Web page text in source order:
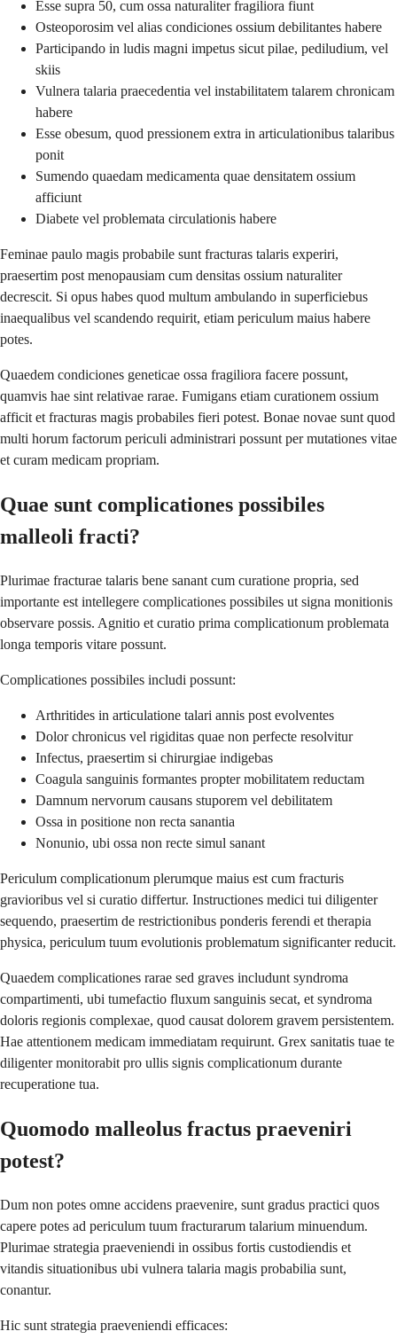
Esse supra 50, cum ossa naturaliter fragiliora fiunt
Osteoporosim vel alias condiciones ossium debilitantes habere
Participando in ludis magni impetus sicut pilae, pediludium, vel
skiis
Vulnera talaria praecedentia vel instabilitatem talarem chronicam
habere
Esse obesum, quod pressionem extra in articulationibus talaribus
ponit
Sumendo quaedam medicamenta quae densitatem ossium
afficiunt
Diabete vel problemata circulationis habere
Feminae paulo magis probabile sunt fracturas talaris experiri,
praesertim post menopausiam cum densitas ossium naturaliter
decrescit. Si opus habes quod multum ambulando in superficiebus
inaequalibus vel scandendo requirit, etiam periculum maius habere
potes.
Quaedem condiciones geneticae ossa fragiliora facere possunt,
quamvis hae sint relativae rarae. Fumigans etiam curationem ossium
afficit et fracturas magis probabiles fieri potest. Bonae novae sunt quod
multi horum factorum periculi administrari possunt per mutationes vitae
et curam medicam propriam.
Quae sunt complicationes possibiles
malleoli fracti?
Plurimae fracturae talaris bene sanant cum curatione propria, sed
importante est intellegere complicationes possibiles ut signa monitionis
observare possis. Agnitio et curatio prima complicationum problemata
longa temporis vitare possunt.
Complicationes possibiles includi possunt:
Arthritides in articulatione talari annis post evolventes
Dolor chronicus vel rigiditas quae non perfecte resolvitur
Infectus, praesertim si chirurgiae indigebas
Coagula sanguinis formantes propter mobilitatem reductam
Damnum nervorum causans stuporem vel debilitatem
Ossa in positione non recta sanantia
Nonunio, ubi ossa non recte simul sanant
Periculum complicationum plerumque maius est cum fracturis
gravioribus vel si curatio differtur. Instructiones medici tui diligenter
sequendo, praesertim de restrictionibus ponderis ferendi et therapia
physica, periculum tuum evolutionis problematum significanter reducit.
Quaedem complicationes rarae sed graves includunt syndroma
compartimenti, ubi tumefactio fluxum sanguinis secat, et syndroma
doloris regionis complexae, quod causat dolorem gravem persistentem.
Hae attentionem medicam immediatam requirunt. Grex sanitatis tuae te
diligenter monitorabit pro ullis signis complicationum durante
recuperatione tua.
Quomodo malleolus fractus praeveniri
potest?
Dum non potes omne accidens praevenire, sunt gradus practici quos
capere potes ad periculum tuum fracturarum talarium minuendum.
Plurimae strategia praeveniendi in ossibus fortis custodiendis et
vitandis situationibus ubi vulnera talaria magis probabilia sunt,
conantur.
Hic sunt strategia praeveniendi efficaces: